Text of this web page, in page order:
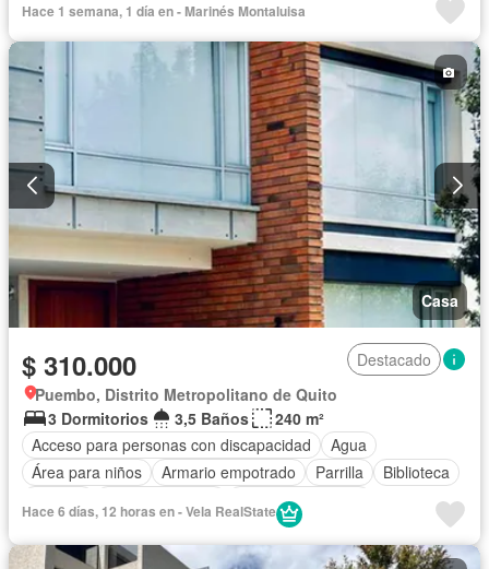
Sin amoblar
Hace 1 semana, 1 día en - Marinés Montaluisa
Casa
$ 310.000
Destacado
Puembo, Distrito Metropolitano de Quito
3 Dormitorios
3,5 Baños
240 m²
Acceso para personas con discapacidad
Agua
Área para niños
Armario empotrado Parrilla
Biblioteca
Cuarto de servicio
Garita de guardianía
Jardín
Patio Piscina Conserje
Seguridad
Hace 6 días, 12 horas en - Vela RealState